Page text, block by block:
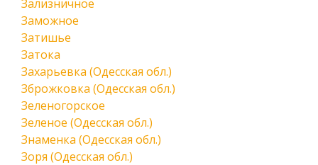
Зализничное
Заможное
Затишье
Затока
Захарьевка (Одесская обл.)
Зброжковка (Одесская обл.)
Зеленогорское
Зеленое (Одесская обл.)
Знаменка (Одесская обл.)
Зоря (Одесская обл.)